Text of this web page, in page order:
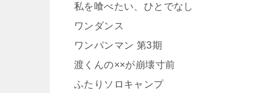
私を喰べたい、ひとでなし
ワンダンス
ワンパンマン 第3期
渡くんの××が崩壊寸前
ふたりソロキャンプ